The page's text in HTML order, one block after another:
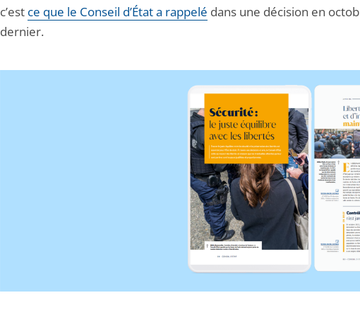
c’est ce que le Conseil d’État a rappelé dans une décision en
dernier.